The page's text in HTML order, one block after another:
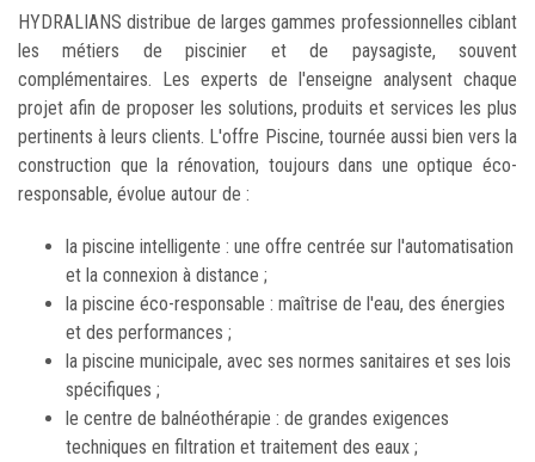
HYDRALIANS distribue de larges gammes professionnelles ciblant
les métiers de piscinier et de paysagiste, souvent
complémentaires. Les experts de l'enseigne analysent chaque
projet afin de proposer les solutions, produits et services les plus
pertinents à leurs clients. L'offre Piscine, tournée aussi bien vers la
construction que la rénovation, toujours dans une optique éco-
responsable, évolue autour de :
la piscine intelligente : une offre centrée sur l'automatisation
et la connexion à distance ;
la piscine éco-responsable : maîtrise de l'eau, des énergies
et des performances ;
la piscine municipale, avec ses normes sanitaires et ses lois
spécifiques ;
le centre de balnéothérapie : de grandes exigences
techniques en filtration et traitement des eaux ;